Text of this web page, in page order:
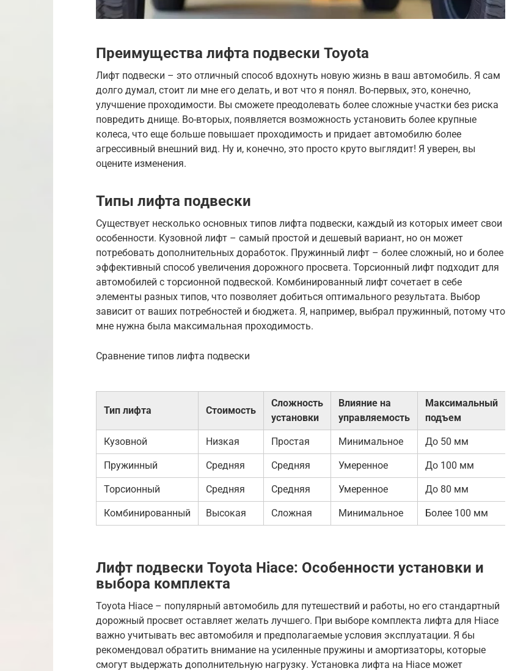
Преимущества лифта подвески Toyota
Лифт подвески – это отличный способ вдохнуть новую жизнь в ваш автомобиль. Я сам
долго думал, стоит ли мне его делать, и вот что я понял. Во-первых, это, конечно,
улучшение проходимости. Вы сможете преодолевать более сложные участки без риска
повредить днище. Во-вторых, появляется возможность установить более крупные
колеса, что еще больше повышает проходимость и придает автомобилю более
агрессивный внешний вид. Ну и, конечно, это просто круто выглядит! Я уверен, вы
оцените изменения.
Типы лифта подвески
Существует несколько основных типов лифта подвески, каждый из которых имеет свои
особенности. Кузовной лифт – самый простой и дешевый вариант, но он может
потребовать дополнительных доработок. Пружинный лифт – более сложный, но и более
эффективный способ увеличения дорожного просвета. Торсионный лифт подходит для
автомобилей с торсионной подвеской. Комбинированный лифт сочетает в себе
элементы разных типов, что позволяет добиться оптимального результата. Выбор
зависит от ваших потребностей и бюджета. Я, например, выбрал пружинный, потому что
мне нужна была максимальная проходимость.
Сравнение типов лифта подвески
Тип лифта Стоимость
Сложность
установки
Влияние на
управляемость
Максимальный
подъем
Кузовной Низкая Простая Минимальное До 50 мм
Пружинный Средняя Средняя Умеренное До 100 мм
Торсионный Средняя Средняя Умеренное До 80 мм
Комбинированный Высокая Сложная Минимальное Более 100 мм
Лифт подвески Toyota Hiace: Особенности установки и
выбора комплекта
Toyota Hiace – популярный автомобиль для путешествий и работы, но его стандартный
дорожный просвет оставляет желать лучшего. При выборе комплекта лифта для Hiace
важно учитывать вес автомобиля и предполагаемые условия эксплуатации. Я бы
рекомендовал обратить внимание на усиленные пружины и амортизаторы, которые
смогут выдержать дополнительную нагрузку. Установка лифта на Hiace может